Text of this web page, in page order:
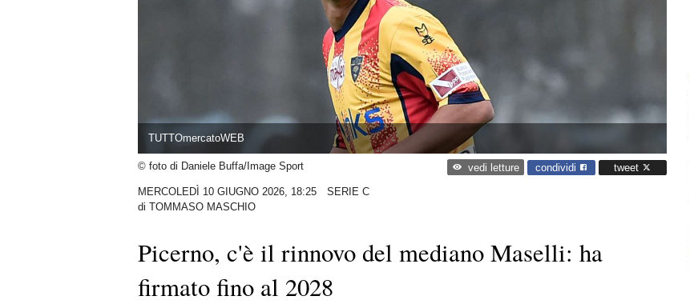
TUTTOmercatoWEB
© foto di Daniele Buffa/Image Sport vedi letture condividi tweet
MERCOLEDÌ 10 GIUGNO 2026, 18:25
SERIE C
di TOMMASO MASCHIO
Picerno, c'è il rinnovo del mediano Maselli: ha
firmato fino al 2028